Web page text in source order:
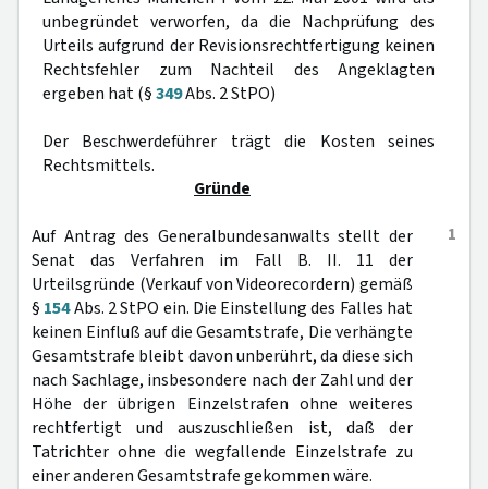
unbegründet verworfen, da die Nachprüfung des
Urteils aufgrund der Revisionsrechtfertigung keinen
Rechtsfehler zum Nachteil des Angeklagten
ergeben hat (§349Abs. 2 StPO)
Der Beschwerdeführer trägt die Kosten seines
Rechtsmittels.
Gründe
1
Auf Antrag des Generalbundesanwalts stellt der
Senat das Verfahren im Fall B. II. 11 der
Urteilsgründe (Verkauf von Videorecordern) gemäß
§ 154Abs. 2 StPO ein. Die Einstellung des Falles hat
keinen Einfluß auf die Gesamtstrafe, Die verhängte
Gesamtstrafe bleibt davon unberührt, da diese sich
nach Sachlage, insbesondere nach der Zahl und der
Höhe der übrigen Einzelstrafen ohne weiteres
rechtfertigt und auszuschließen ist, daß der
Tatrichter ohne die wegfallende Einzelstrafe zu
einer anderen Gesamtstrafe gekommen wäre.